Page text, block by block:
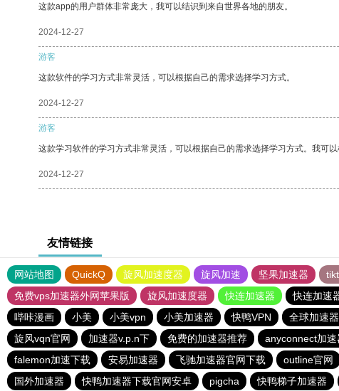
这款app的用户群体非常庞大，我可以结识到来自世界各地的朋友。
2024-12-27
游客
这款软件的学习方式非常灵活，可以根据自己的需求选择学习方式。
2024-12-27
游客
这款学习软件的学习方式非常灵活，可以根据自己的需求选择学习方式。我可以
2024-12-27
友情链接
网站地图 QuickQ 旋风加速度器 旋风加速 坚果加速器
免费vps加速器外网苹果版
旋风加速度器 快连加速器 快连加速
哔咔漫画
小美 小美vpn 小美加速器 快鸭VPN 全球加速
旋风vqn官网
加速器v.p.n下 免费的加速器推荐 anyconnect加速
falemon加速下载
安易加速器 飞驰加速器官网下载 outline官网
国外加速器
快鸭加速器下载官网安卓 pigcha 快鸭梯子加速器